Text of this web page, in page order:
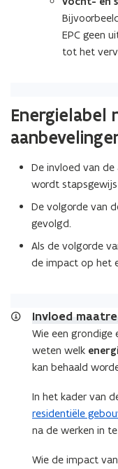
de
afbeelding
een
EPC geen
tot het
Energielabel
op
afbeelding
weergave)
De invloed van
wordt
De volgorde van
gevolgd.
Als de volgorde
de impact op het
Invloed
Wie een grondige
weten welk
kan behaald
In het kader van
residentiële
na de werken in
Wie de impact